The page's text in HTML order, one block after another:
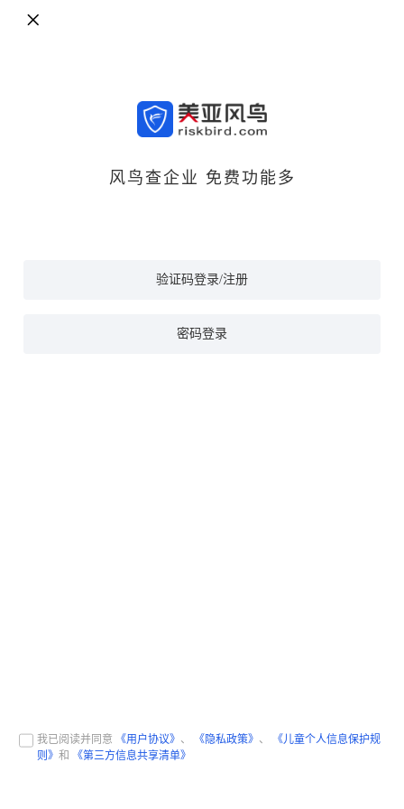
风鸟查企业 免费功能多
验证码登录/注册
密码登录
我已阅读并同意 《用户协议》 、 《隐私政策》 、
《儿童个人信息保护规
则》和 《第三方信息共享清单》